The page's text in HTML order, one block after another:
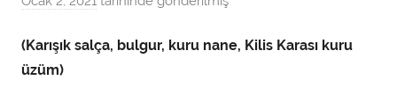
m
(Karışık salça, bulgur, kuru nane, Kilis Karası kuru
üzüm)